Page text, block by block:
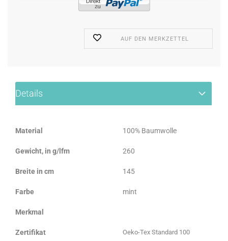
AUF DEN MERKZETTEL
Details
Material 100% Baumwolle
Gewicht, in g/lfm 260
Breite in cm 145
Farbe mint
Merkmal
Zertifikat Oeko-Tex Standard 100